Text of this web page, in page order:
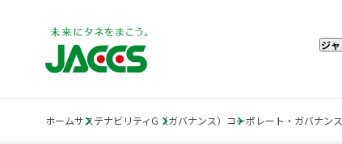
ジ
ホームサステナビリティG（ガバナンス） コーポレート・ガバナンス